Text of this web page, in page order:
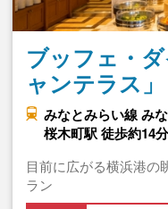
ブッフェ・
ャンテラス」
みなとみらい線 み
桜木町駅 徒歩約14
目前に広がる横浜港の
ラン